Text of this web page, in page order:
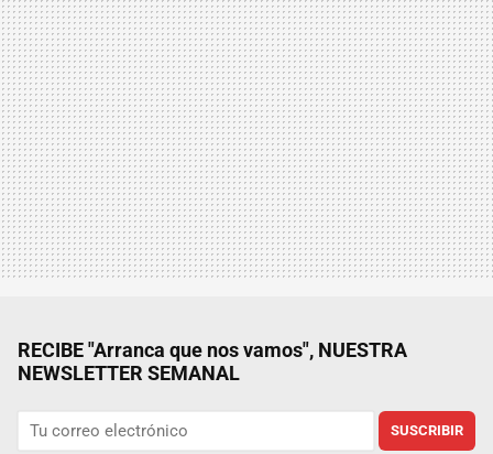
RECIBE "Arranca que nos vamos", NUESTRA
NEWSLETTER SEMANAL
SUSCRIBIR